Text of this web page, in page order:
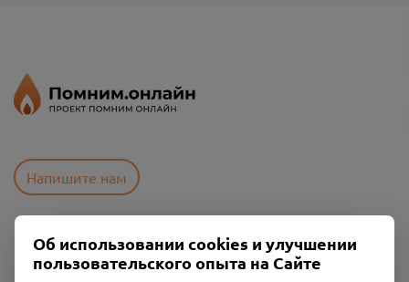
Напишите нам
Пользовательское соглашение
Политика конфиденциальности
Об использовании cookies и улучшении
пользовательского опыта на Сайте